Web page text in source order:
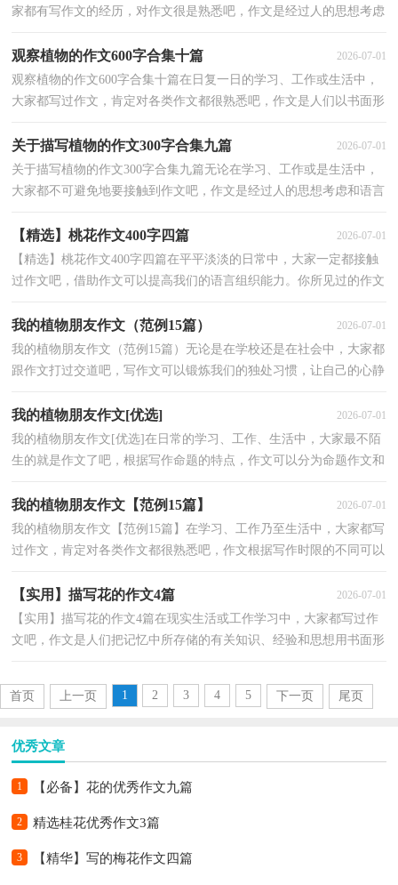
家都有写作文的经历，对作文很是熟悉吧，作文是经过人的思想考虑
观察植物的作文600字合集十篇 2026-07-01
观察植物的作文600字合集十篇在日复一日的学习、工作或生活中，
大家都写过作文，肯定对各类作文都很熟悉吧，作文是人们以书面形
关于描写植物的作文300字合集九篇 2026-07-01
关于描写植物的作文300字合集九篇无论在学习、工作或是生活中，
大家都不可避免地要接触到作文吧，作文是经过人的思想考虑和语言
【精选】桃花作文400字四篇 2026-07-01
【精选】桃花作文400字四篇在平平淡淡的日常中，大家一定都接触
过作文吧，借助作文可以提高我们的语言组织能力。你所见过的作文
我的植物朋友作文（范例15篇） 2026-07-01
我的植物朋友作文（范例15篇）无论是在学校还是在社会中，大家都
跟作文打过交道吧，写作文可以锻炼我们的独处习惯，让自己的心静
我的植物朋友作文[优选] 2026-07-01
我的植物朋友作文[优选]在日常的学习、工作、生活中，大家最不陌
生的就是作文了吧，根据写作命题的特点，作文可以分为命题作文和
我的植物朋友作文【范例15篇】 2026-07-01
我的植物朋友作文【范例15篇】在学习、工作乃至生活中，大家都写
过作文，肯定对各类作文都很熟悉吧，作文根据写作时限的不同可以
【实用】描写花的作文4篇 2026-07-01
【实用】描写花的作文4篇在现实生活或工作学习中，大家都写过作
文吧，作文是人们把记忆中所存储的有关知识、经验和思想用书面形
首页 上一页 1 2 3 4 5 下一页 尾页
优秀文章
1 【必备】花的优秀作文九篇
2 精选桂花优秀作文3篇
3 【精华】写的梅花作文四篇